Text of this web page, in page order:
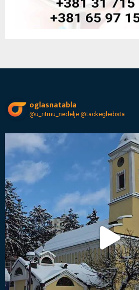
oglasnatabla
@u_ritmu_nedelje @tackegledista